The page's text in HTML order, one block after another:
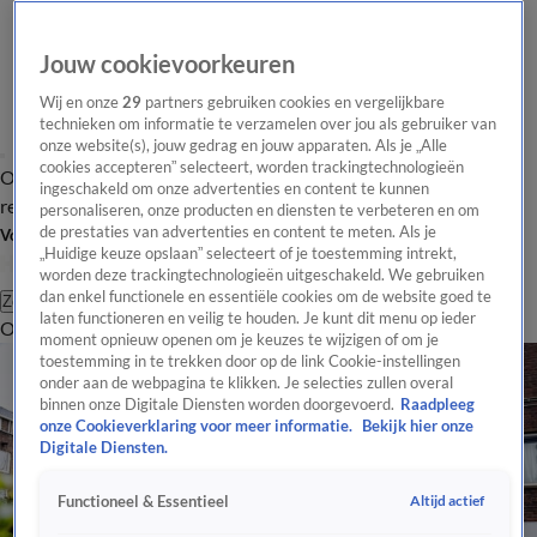
Overzicht Laatste nieuws Regionieuws Het beste van Hart
Tip de
redactie
Volg Hart van Nederland
Zoeken
OverzichtRegioUitzendingenWeerTip de redactiePanelVideo's
Jouw cookievoorkeuren
Wij en onze29 partners gebruiken cookies en vergelijkbare
technieken om informatie te verzamelen over jou als gebruiker van
onze website(s), jouw gedrag en jouw apparaten. Als je „Alle
cookies accepteren” selecteert, worden trackingtechnologieën
ingeschakeld om onze advertenties en content te kunnen
personaliseren, onze producten en diensten te verbeteren en om
de prestaties van advertenties en content te meten. Als je
„Huidige keuze opslaan” selecteert of je toestemming intrekt,
worden deze trackingtechnologieën uitgeschakeld. We gebruiken
dan enkel functionele en essentiële cookies om de website goed te
laten functioneren en veilig te houden. Je kunt dit menu op ieder
moment opnieuw openen om je keuzes te wijzigen of om je
toestemming in te trekken door op de link Cookie-instellingen
onder aan de webpagina te klikken. Je selecties zullen overal
binnen onze Digitale Diensten worden doorgevoerd. Raadpleeg
onze Cookieverklaring voor meer informatie.
Bekijk hier onze
Digitale Diensten.
Functioneel & Essentieel Altijd actief